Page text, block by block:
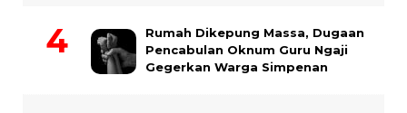
Rumah Dikepung Massa, Dugaan
Pencabulan Oknum Guru Ngaji
Gegerkan Warga Simpenan